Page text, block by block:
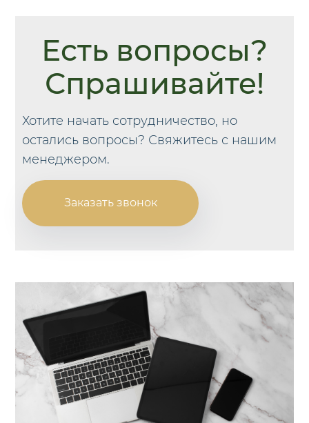
Есть вопросы?
Спрашивайте!
Хотите начать сотрудничество, но
остались вопросы? Свяжитесь с нашим
менеджером.
Заказать звонок